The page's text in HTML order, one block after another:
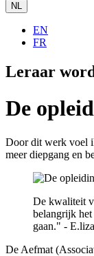
NL
EN
FR
Leraar
De
Door dit werk voel
meer diepgang en
De kwaliteit
belangrijk
gaan." -
De Aefmat